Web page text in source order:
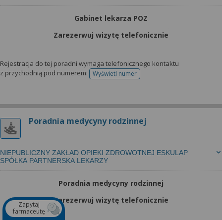
Gabinet lekarza POZ
Zarezerwuj wizytę telefonicznie
Rejestracja do tej poradni wymaga telefonicznego kontaktu
z przychodnią pod numerem:
Wyświetl numertelefonu do rejestracji
Poradnia medycyny rodzinnej
NIEPUBLICZNY ZAKŁAD OPIEKI ZDROWOTNEJ ESKULAP
SPÓŁKA PARTNERSKA LEKARZY
Poradnia medycyny rodzinnej
Zarezerwuj wizytę telefonicznie
Zapytaj
farmaceutę